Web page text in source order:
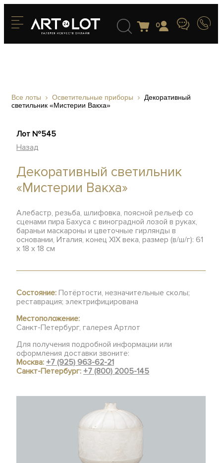
0
Все лоты Осветительные приборы
Декоративный
светильник «Мистерии Вакха»
Лот №545
Назад
Декоративный светильник
«Мистерии Вакха»
Алебастр, резьба, шлифовка, поясной рельеф со
сценами пира Бахуса с виноградной лозой в руках,
бараньи маскароны и цветочные гирлянды в
основании, Италия, конец XIX века, размер (в/ш/г): 61
х 18 х 18 см
Состояние: Потёртости, незначительные сколы;
реставрация; электрифицирована
Местоположение:
Санкт-Петербург, галерея Артлот
Для получения подробной информации или
оформления доставки звоните:
Москва:+7 (925) 963-62-21
Санкт-Петербург:+7 (800) 2005-145